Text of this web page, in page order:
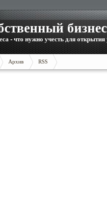
бизнес
- что нужно учесть для открытия
Архив RSS